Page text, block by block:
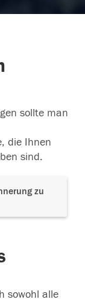
sollte man
die Ihnen
sind.
zu
sowohl alle